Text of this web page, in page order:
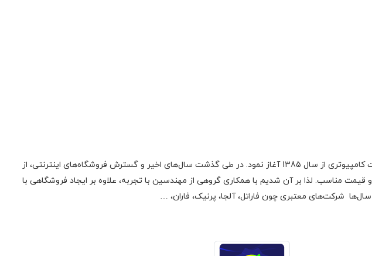
گروه اچ ام الکترونیک فعالیت اولیه‌ی خود را در زمینه‌‌ی تعمیر لوازم صوتی، تصویری، منابع تغذیه سوئیچینگ و تجهیزات کامپیوتری از سال 1385 آغاز نمود. در طی گذشت سال‌های اخیر و گسترش فروشگاه‌های اینترنتی، از
مناسب. لذا بر آن شدیم با همکاری گروهی از مهندسین با تجربه، علاوه بر ایجاد فروشگاهی با
شرکت‌های معتبری چون فاراتل، آلجا، پرنیک، فاران، …